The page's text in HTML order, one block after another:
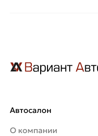
Автосалон
О компании